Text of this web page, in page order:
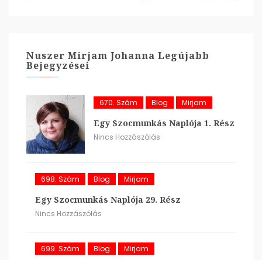
Nuszer Mirjam Johanna Legújabb
Bejegyzései
670. Szám Blog Mirjam
Egy Szocmunkás Naplója 1. Rész
Nincs Hozzászólás
698. Szám Blog Mirjam
Egy Szocmunkás Naplója 29. Rész
Nincs Hozzászólás
699. Szám Blog Mirjam